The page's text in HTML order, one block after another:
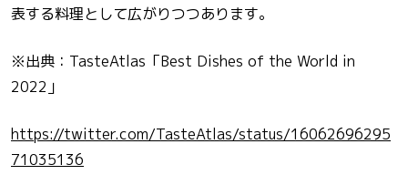
表する料理として広がりつつあります。
※出典：TasteAtlas「Best Dishes of the World in
2022」
https://twitter.com/TasteAtlas/status/16062696295
71035136